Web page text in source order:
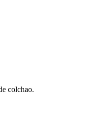
colchao.